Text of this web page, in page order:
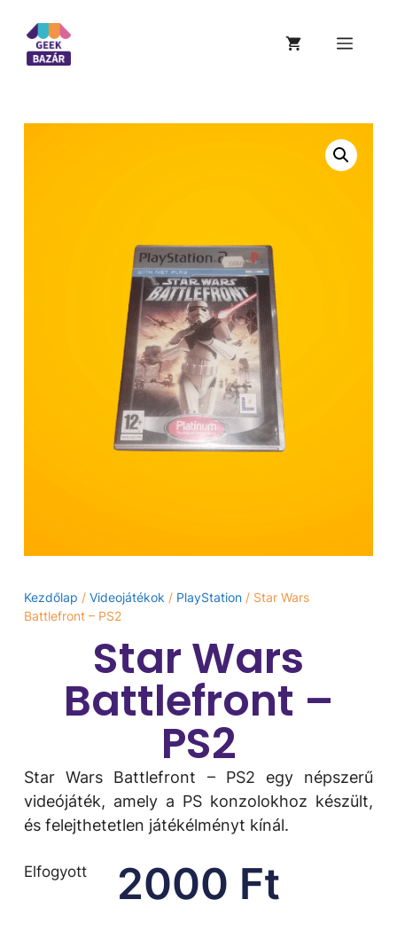
Kezdőlap / Videojátékok / PlayStation/ Star Wars
Battlefront – PS2
Star Wars
Battlefront –
PS2
Star Wars Battlefront – PS2 egy népszerű
videójáték, amely a PS konzolokhoz készült,
és felejthetetlen játékélményt kínál.
2000 Ft
Elfogyott